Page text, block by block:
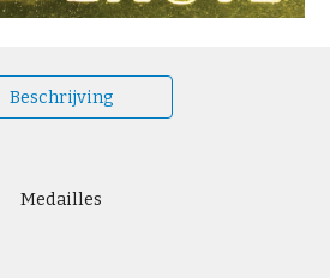
Beschrijving
Medailles